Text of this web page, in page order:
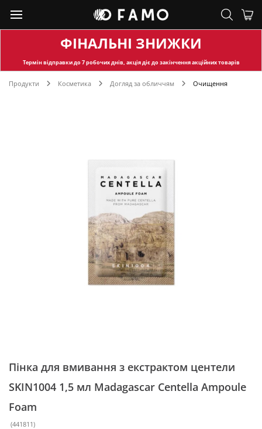
ФІНАЛЬНІ ЗНИЖКИ
Термін відправкидо 7 робочих днів, акція діє до закінчення акційних товарів
Продукти Косметика Догляд за обличчям Очищення
Пінка для вмивання з екстрактом центели
SKIN1004 1,5 мл Madagascar Centella Ampoule
Foam
(441811)